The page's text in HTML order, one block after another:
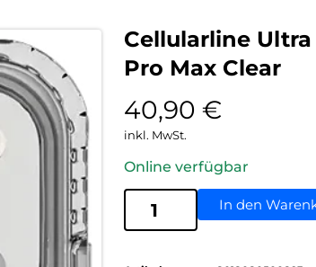
Cellularline Ultra
Pro Max Clear
40,90 €
inkl. MwSt.
Online verfügbar
In den